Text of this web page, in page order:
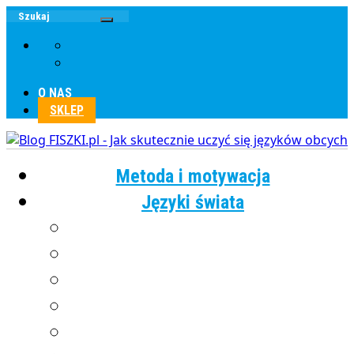
O NAS
SKLEP
Metoda i motywacja
Języki świata